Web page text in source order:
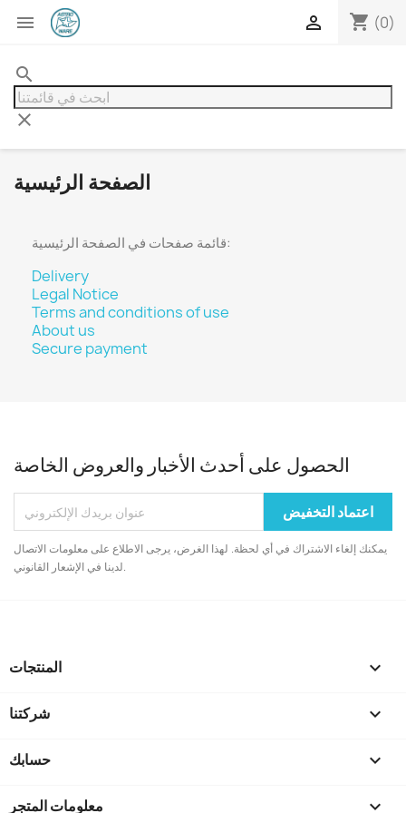
 shopping_cart (0)

search
clear
الصفحة الرئيسية
قائمة صفحات في الصفحة الرئيسية:
Delivery
Legal Notice
Terms and conditions of use
About us
Secure payment
الحصول على أحدث الأخبار والعروض الخاصة
يمكنك إلغاء الاشتراك في أي لحظة. لهذا الغرض، يرجى الاطلاع على معلومات الاتصال
لدينا في الإشعار القانوني.
المنتجات 
شركتنا 
حسابك 
معلومات المتجر keyboard_arrow_down